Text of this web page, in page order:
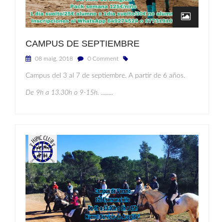
CAMPUS DE SEPTIEMBRE
08 maig, 2018 0 Comment
Campus del 3 al 7 de septiembre. A partir de 6 años.
De 9h a 13.30h o 9-15h. ........